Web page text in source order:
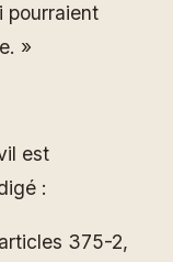
pourraient
»
est
:
375-2,